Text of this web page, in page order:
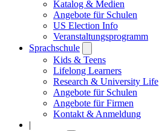
Katalog & Medien
Angebote für Schulen
US Election Info
Veranstaltungsprogramm
Sprachschule
submenu
Kids & Teens
Lifelong Learners
Research & University Life
Angebote für Schulen
Angebote für Firmen
Kontakt & Anmeldung
|